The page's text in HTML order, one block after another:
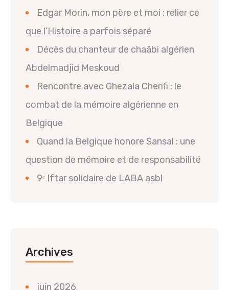
Edgar Morin, mon père et moi : relier ce
que l’Histoire a parfois séparé
Décès du chanteur de chaâbi algérien
Abdelmadjid Meskoud
Rencontre avec Ghezala Cherifi : le
combat de la mémoire algérienne en
Belgique
Quand la Belgique honore Sansal : une
question de mémoire et de responsabilité
9ᵉ Iftar solidaire de LABA asbl
Archives
juin 2026